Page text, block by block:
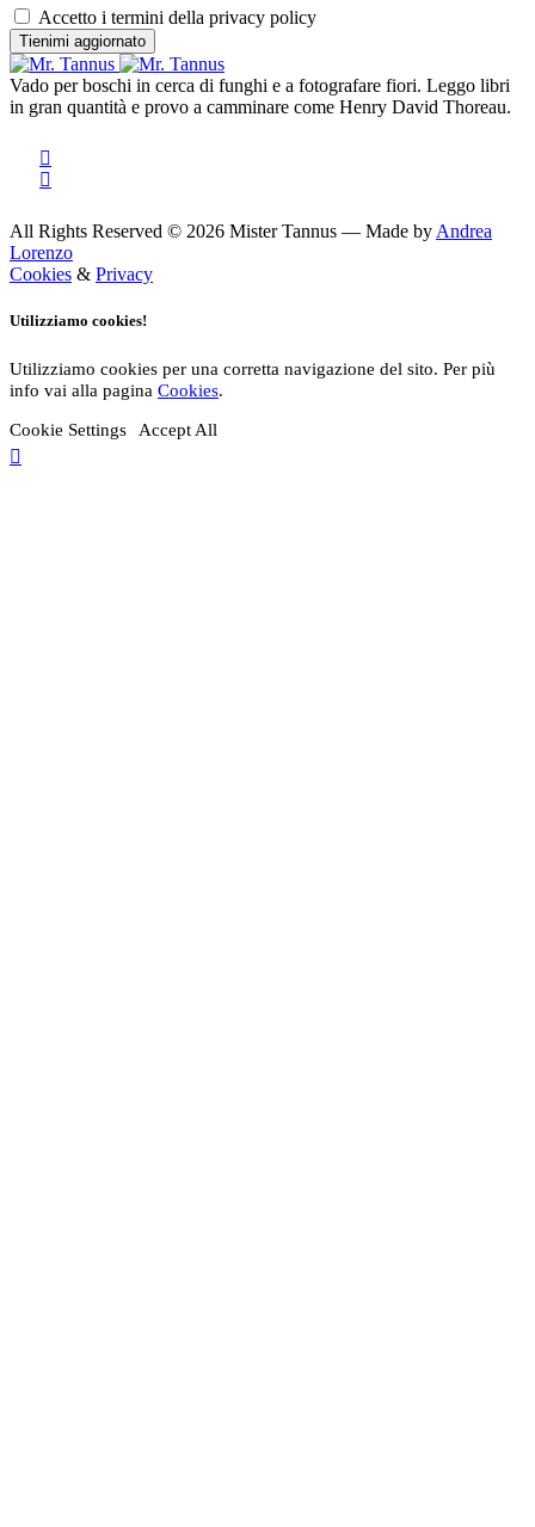
Accetto i termini della privacy policy
Vado per boschi in cerca di funghi e a fotografare fiori. Leggo libri
in gran quantità e provo a camminare come Henry David Thoreau.
All Rights Reserved © 2026 Mister Tannus — Made by Andrea
Lorenzo
Cookies & Privacy
Utilizziamo cookies!
Utilizziamo cookies per una corretta navigazione del sito. Per più
info vai alla pagina Cookies.
Cookie Settings Accept All